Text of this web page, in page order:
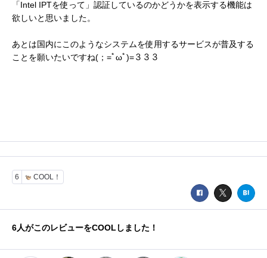
「Intel IPTを使って」認証しているのかどうかを表示する機能は
欲しいと思いました。
あとは国内にこのようなシステムを使用するサービスが普及する
ことを願いたいですね(；=ﾟωﾟ)=３３３
6 COOL！
6人がこのレビューをCOOLしました！